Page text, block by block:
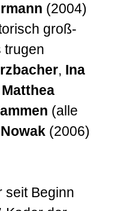
(2004)
groß­
trugen
, Ina
Matthea
(alle
(2006)
seit Beginn